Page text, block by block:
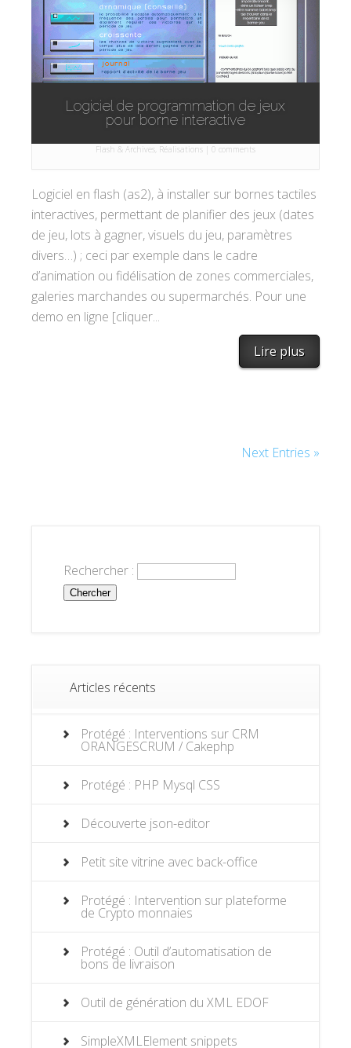
Logiciel de programmation de jeux
pour borne interactive
Softpeople
Flash & Archives Réalisations | 0 comments
Logiciel en flash (as2), à installer sur bornes tactiles
interactives, permettant de planifier des jeux (dates
de jeu, lots à gagner, visuels du jeu, paramètres
divers…) ; ceci par exemple dans le cadre
d’animation ou fidélisation de zones commerciales,
galeries marchandes ou supermarchés. Pour une
demo en ligne [cliquer...
Lire plus
Next Entries »
Rechercher :
Articles récents
Protégé : Interventions sur CRM
ORANGESCRUM / Cakephp
Protégé : PHP Mysql CSS
Découverte json-editor
Petit site vitrine avec back-office
Protégé : Intervention sur plateforme
de Crypto monnaies
Protégé : Outil d’automatisation de
bons de livraison
Outil de génération du XML EDOF
SimpleXMLElement snippets